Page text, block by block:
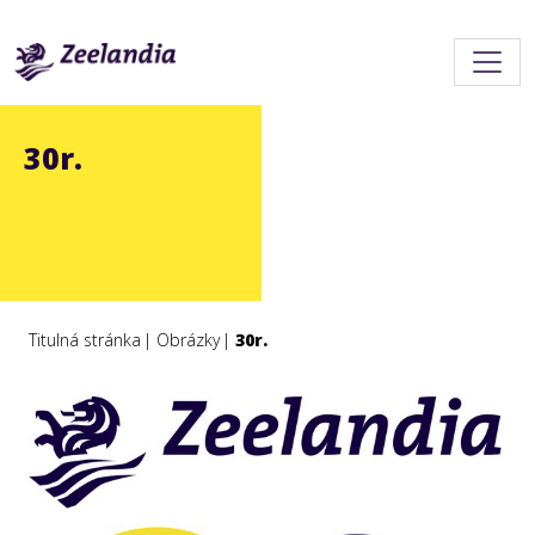
30r.
Titulná stránka Obrázky 30r.